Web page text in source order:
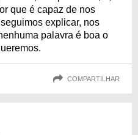
que é capaz de nos
explicar, nos
palavra é boa o
COMPARTILHAR